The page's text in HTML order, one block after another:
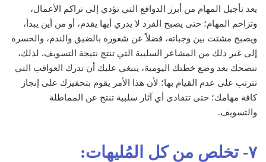
يعد تأجيل المهام من أبرز الدوافع التي تؤدي إلى تراكم الأعمال،
وتزاحم المهام؛ حتى يصبح الفرد لا يدري أيها يقدم، أو من أين يبدأ،
ويصبح مشتت بين وجباته، فضلاً عن شعوره بالضيق والندم، والحسرة
إلى غير ذلك من المشاعر السلبية التي تنتج نتيجة التسويف. لذلك،
ننصحك بعد وضع خطتك اليومية، ينبغي عليك أن تدرك العواقب التي
تترتب على عدم القيام بها؛ لأن هذا الأمر يقوم بتحفيزك على إنجاز
كافة مهامك؛ حتى تتفادى أي آثار سلبية تنتج عن المماطلة
والتسويف.
٧- تخلص من كل المُليهات: